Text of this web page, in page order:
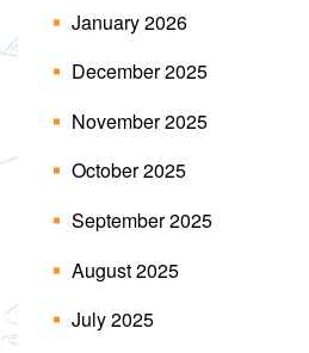
January 2026
December 2025
November 2025
October 2025
September 2025
August 2025
July 2025